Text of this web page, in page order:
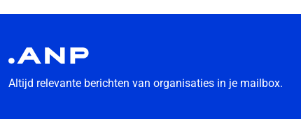
Altijd relevante berichten van organisaties in je mailbox.